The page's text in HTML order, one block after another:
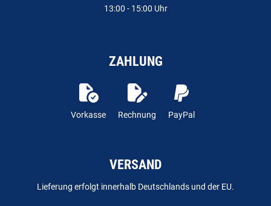
13:00 - 15:00 Uhr
ZAHLUNG
Vorkasse Rechnung PayPal
VERSAND
Lieferung erfolgt innerhalb Deutschlands und der EU.